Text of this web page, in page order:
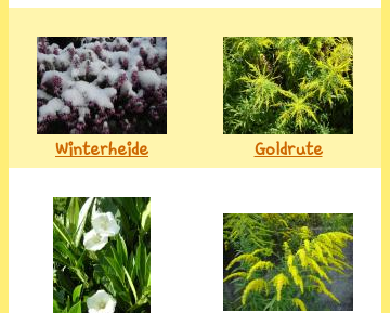
Winterheide Goldrute